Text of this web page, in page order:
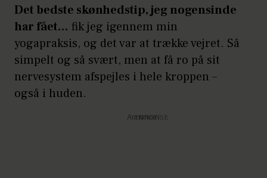
Det bedste skønhedstip, jeg nogensinde
har fået… fik jeg igennem min
yogapraksis, og det var at trække vejret. Så
simpelt og så svært, men at få ro på sit
nervesystem afspejles i hele kroppen –
også i huden.
Annonce